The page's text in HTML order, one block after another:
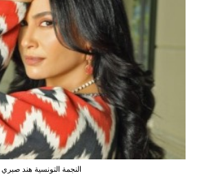
النجمة التونسية هند صبري